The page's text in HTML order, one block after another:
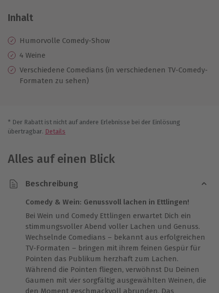
Inhalt
Humorvolle Comedy-Show
4 Weine
Verschiedene Comedians (in verschiedenen TV-Comedy-
Formaten zu sehen)
* Der Rabatt ist nicht auf andere Erlebnisse bei der Einlösung
übertragbar. Details
Alles auf einen Blick
Beschreibung
Comedy & Wein: Genussvoll lachen in Ettlingen!
Bei Wein und Comedy Ettlingen erwartet Dich ein
stimmungsvoller Abend voller Lachen und Genuss.
Wechselnde Comedians – bekannt aus erfolgreichen
TV-Formaten – bringen mit ihrem feinen Gespür für
Pointen das Publikum herzhaft zum Lachen.
Während die Pointen fliegen, verwöhnst Du Deinen
Gaumen mit vier sorgfältig ausgewählten Weinen, die
den Moment geschmackvoll abrunden. Das